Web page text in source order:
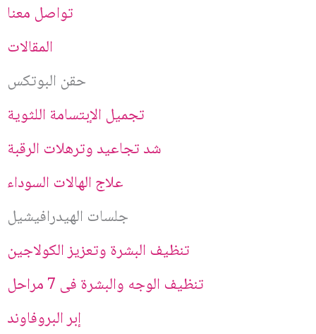
تواصل معنا
المقالات
حقن البوتكس
تجميل الإبتسامة اللثوية
شد تجاعيد وترهلات الرقبة
علاج الهالات السوداء
جلسات الهيدرافيشيل
تنظيف البشرة وتعزيز الكولاجين
تنظيف الوجه والبشرة فى 7 مراحل
إبر البروفاوند